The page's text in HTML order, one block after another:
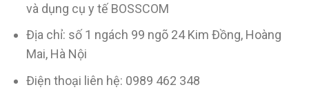
và dụng cụ y tế BOSSCOM
Địa chỉ: số 1 ngách 99 ngõ 24 Kim Đồng, Hoàng
Mai, Hà Nội
Điện thoại liên hệ: 0989 462 348